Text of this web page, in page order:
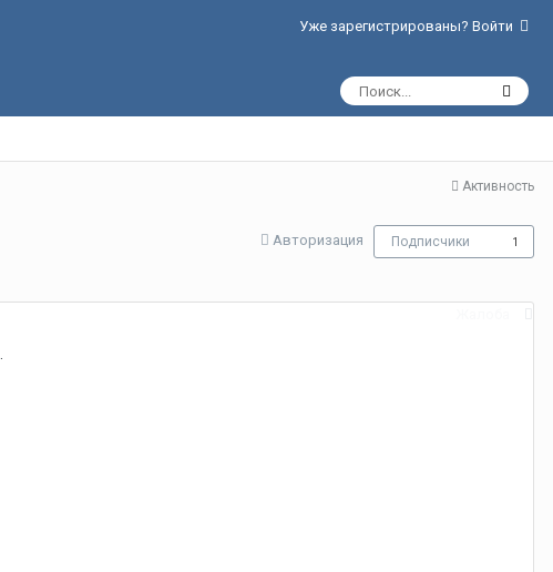
Уже зарегистрированы? Войти
Активность
Авторизация Подписчики 1